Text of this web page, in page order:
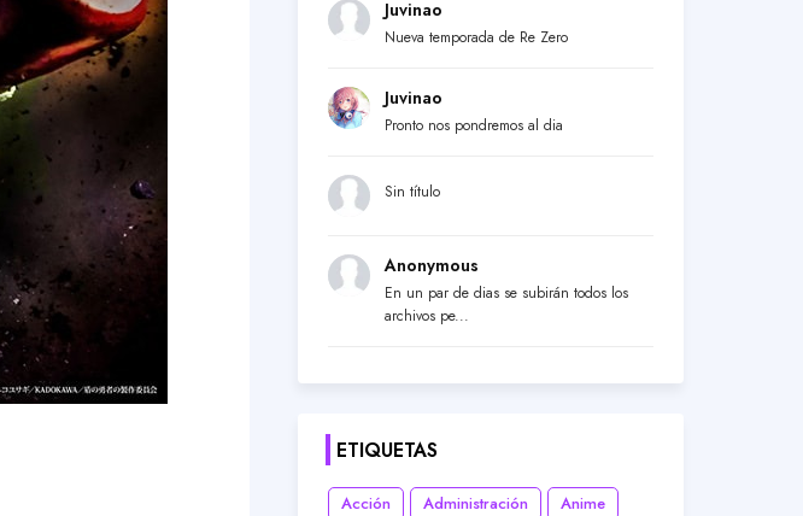
Juvinao
Nueva temporada de Re Zero
Juvinao
Pronto nos pondremos al dia
Sin título
Anonymous
En un par de dias se subirán todos los
archivos pe...
ETIQUETAS
Acción Administración
Anime